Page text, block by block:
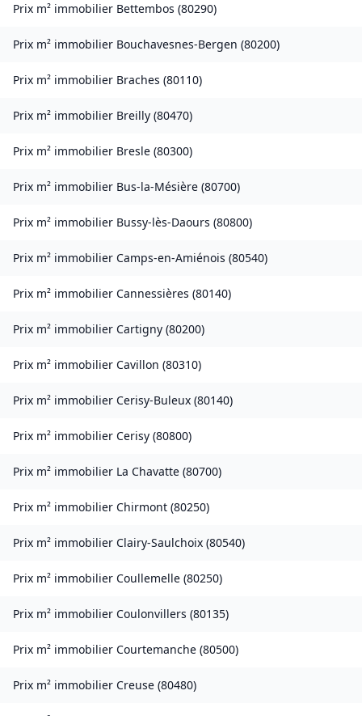
Prix m² immobilier Bettembos (80290)
Prix m² immobilier Bouchavesnes-Bergen (80200)
Prix m² immobilier Braches (80110)
Prix m² immobilier Breilly (80470)
Prix m² immobilier Bresle (80300)
Prix m² immobilier Bus-la-Mésière (80700)
Prix m² immobilier Bussy-lès-Daours (80800)
Prix m² immobilier Camps-en-Amiénois (80540)
Prix m² immobilier Cannessières (80140)
Prix m² immobilier Cartigny (80200)
Prix m² immobilier Cavillon (80310)
Prix m² immobilier Cerisy-Buleux (80140)
Prix m² immobilier Cerisy (80800)
Prix m² immobilier La Chavatte (80700)
Prix m² immobilier Chirmont (80250)
Prix m² immobilier Clairy-Saulchoix (80540)
Prix m² immobilier Coullemelle (80250)
Prix m² immobilier Coulonvillers (80135)
Prix m² immobilier Courtemanche (80500)
Prix m² immobilier Creuse (80480)